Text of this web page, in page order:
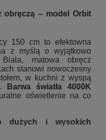
obręczą – model Orbit
150 cm to efektowna
z myślą o wyjątkowo
matowa obręcz
stanowi nowoczesny
w kuchni z wyspą
Barwa światła 4000K
oświetlenie na co
dużych i wysokich